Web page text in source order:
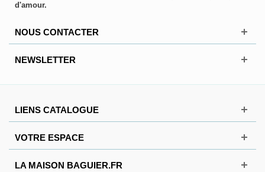
d'amour.
NOUS CONTACTER
NEWSLETTER
LIENS CATALOGUE
VOTRE ESPACE
LA MAISON BAGUIER.FR